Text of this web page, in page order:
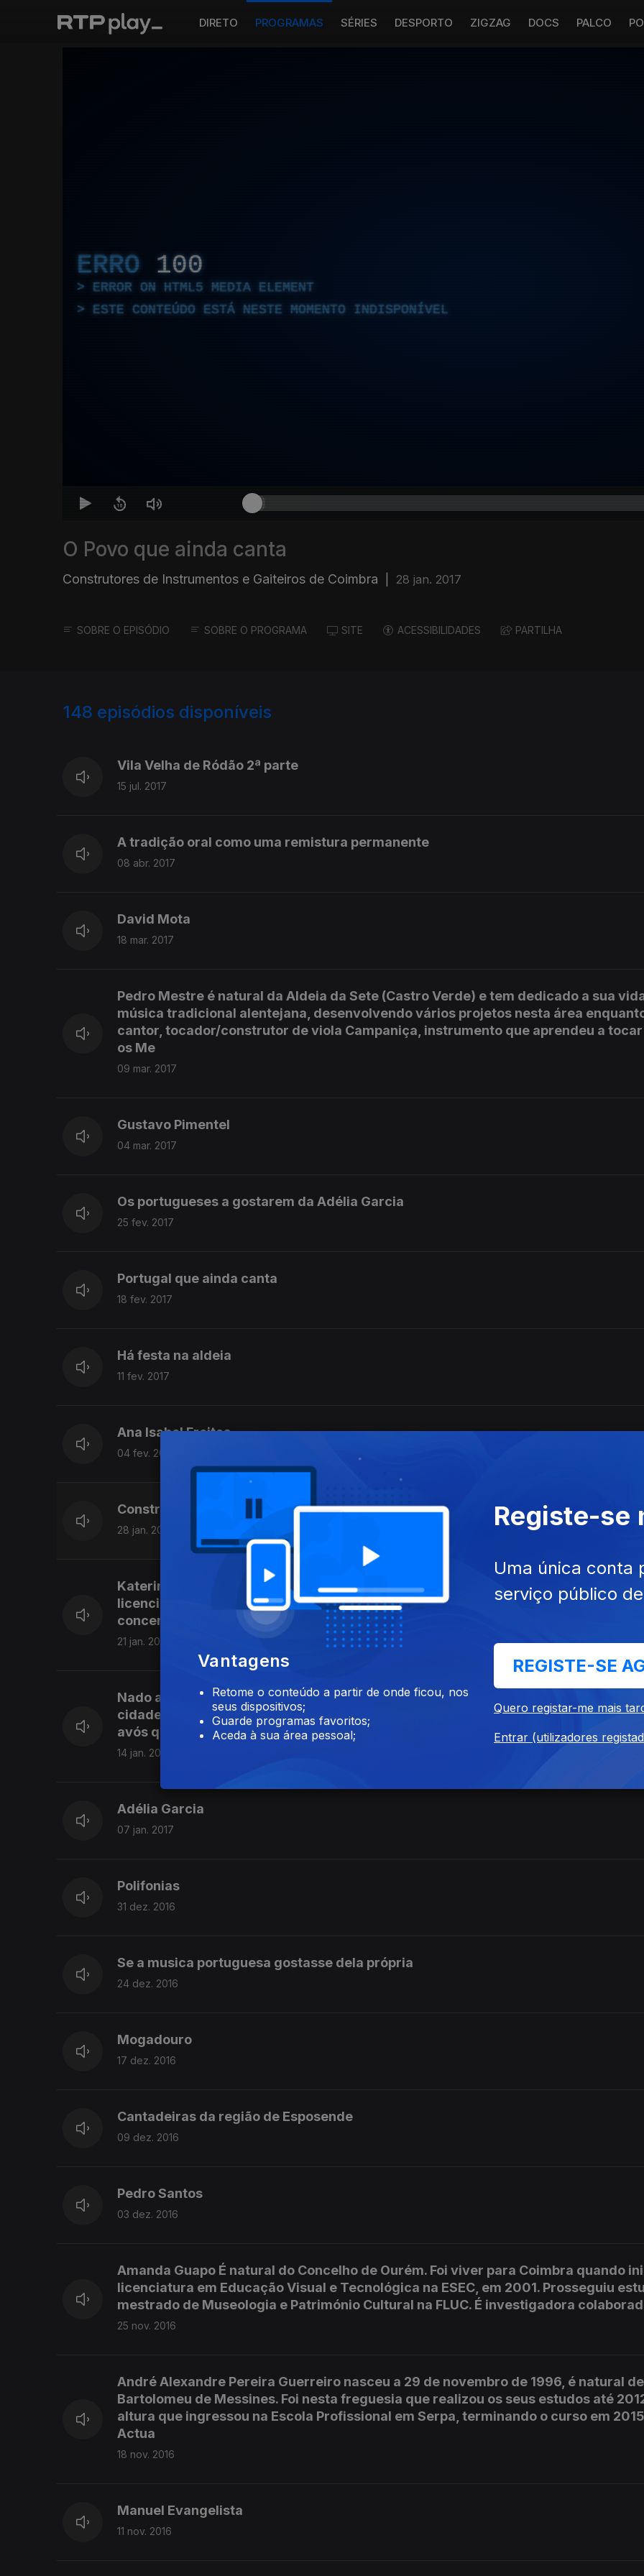
DIRETO PROGRAMAS SÉRIES DESPORTO ZIGZAG DOCS PALCO
ERRO 100
ERROR ON HTML5 MEDIA ELEMENT
ESTE CONTEÚDO ESTÁ NESTE MOMENTO INDISPONÍVEL
O Povo que ainda canta
Construtores de Instrumentos e Gaiteiros de Coimbra 28 jan. 2017
SOBRE O EPISÓDIO SOBRE O PROGRAMA SITE ACESSIBILIDADES PARTILHA
148 episódios disponíveis
Vila Velha de Ródão 2ª parte
15 jul. 2017
A tradição oral como uma remistura permanente
08 abr. 2017
David Mota
18 mar. 2017
Pedro Mestre é natural da Aldeia da Sete (Castro Verde) e tem dedicado a sua
música tradicional alentejana, desenvolvendo vários projetos nesta área
cantor, tocador/construtor de viola Campaniça, instrumento que aprendeu a
os Me
09 mar. 2017
Gustavo Pimentel
04 mar. 2017
Os portugueses a gostarem da Adélia Garcia
25 fev. 2017
Portugal que ainda canta
18 fev. 2017
Há festa na aldeia
11 fev. 2017
Ana Isabel Freitas
04 fev. 2017
Construtores de Instrumentos e Gaiteiros de Coimbra
28 jan. 2017
Katerina L%u2019dokova nasceu na cidade de Minsk (Bielorrússia), onde concluiu
licenciatura em piano clássico. Participou em aulas abertas, seminários,
concertos na Bielorrússia, Rússia, França, Suécia e Portugal. Compõe e integra
21 jan. 2017
Nado a 2 de Junho de 1995, Gil Raro foi criado numa saudável dicotomia entre
cidade. Fianense convicto e bairrista desde cedo mostrou interesse pelas histórias
avós que para além de lhas ensinarem arranjavam o que fosse preciso para
14 jan. 2017
Adélia Garcia
07 jan. 2017
Polifonias
31 dez. 2016
Se a musica portuguesa gostasse dela própria
24 dez. 2016
Mogadouro
17 dez. 2016
Cantadeiras da região de Esposende
09 dez. 2016
Pedro Santos
03 dez. 2016
Amanda Guapo É natural do Concelho de Ourém. Foi viver para Coimbra quando
licenciatura em Educação Visual e Tecnológica na ESEC, em 2001. Prosseguiu
mestrado de Museologia e Património Cultural na FLUC. É investigadora
25 nov. 2016
André Alexandre Pereira Guerreiro nasceu a 29 de novembro de 1996, é natural
Bartolomeu de Messines. Foi nesta freguesia que realizou os seus estudos até
altura que ingressou na Escola Profissional em Serpa, terminando o curso em
Actua
18 nov. 2016
Manuel Evangelista
11 nov. 2016
Vantagens
Retome o conteúdo a partir de onde ficou, nos
seus dispositivos;
Guarde programas favoritos;
Aceda à sua área pessoal;
Registe-se
Uma única conta
serviço público
REGISTE-SE
Quero registar-me mais
Entrar (utilizadores